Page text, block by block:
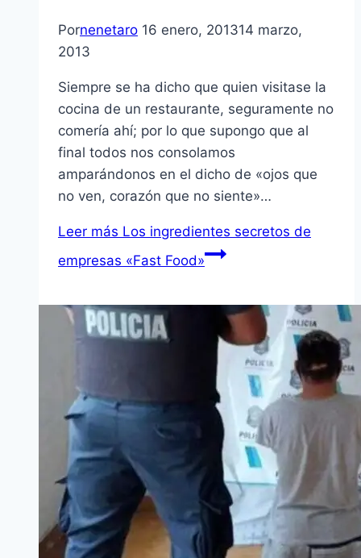
Pornenetaro 16 enero, 201314 marzo,
2013
Siempre se ha dicho que quien visitase la
cocina de un restaurante, seguramente no
comerí­a ahí­; por lo que supongo que al
final todos nos consolamos
amparándonos en el dicho de «ojos que
no ven, corazón que no siente»…
Leer más Los ingredientes secretos de
empresas «Fast Food»